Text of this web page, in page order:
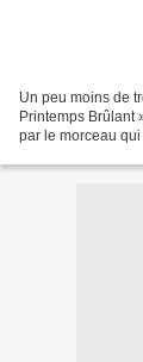
Un peu moins de
Printemps Brûlant
par le morceau